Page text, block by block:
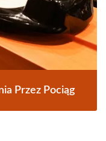
Przez Pociąg